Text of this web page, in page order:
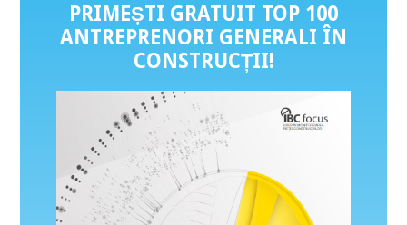
PRIMEȘTI GRATUIT TOP 100
ANTREPRENORI GENERALI ÎN
CONSTRUCȚII!